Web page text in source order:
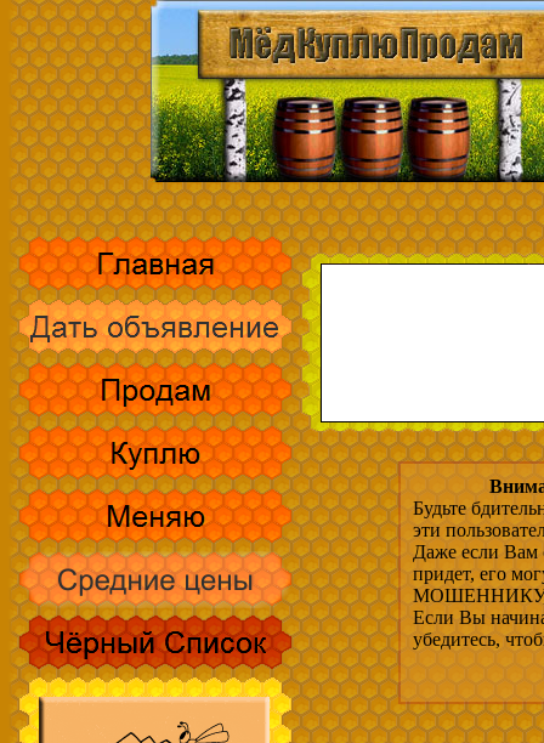
Будьте
эти
Даже если Вам
придет, его
МОШЕННИКУ,
Если Вы
убедитесь,